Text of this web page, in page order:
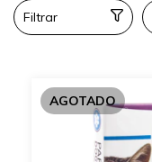
Filtrar
AGOTADO